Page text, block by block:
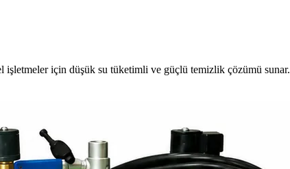
işletmeler için düşük su tüketimli ve güçlü temizlik çözümü sunar.